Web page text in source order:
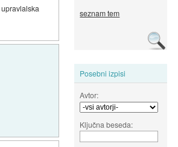
seznam tem
Posebni izpisi
Avtor:
Ključna beseda: